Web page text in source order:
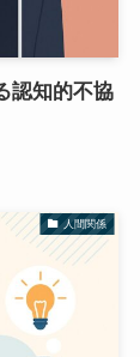
認知的不協
人間関係